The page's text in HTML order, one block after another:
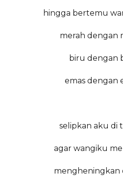
hingga bertemu
merah dengan
biru dengan
emas dengan
selipkan aku di
agar wangiku
mengheningkan